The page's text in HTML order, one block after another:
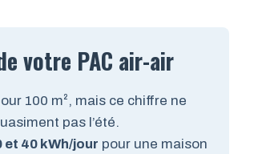
votre PAC air-air
100 m², mais ce chiffre ne
pas l’été.
et 40 kWh/jour pour une maison